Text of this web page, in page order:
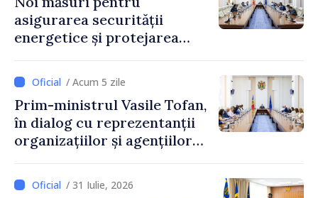
asigurarea securității
energetice și protejarea
de CNMC
/ Acum 5 zile
Prim-ministrul Vasile Tofan,
în dialog cu reprezentanții
organizațiilor și agențiilor
Moldova
/ 31 Iulie, 2026